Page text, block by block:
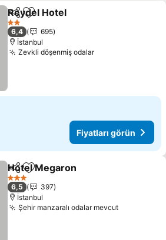
PaylaşFavorilerime ekle
Reydel Hotel
2 Yıldız
6,4
695
İstanbul
Zevkli döşenmiş odalarFiyatları görün
Fiyatları görün
PaylaşFavorilerime ekle
Hotel Megaron
3 Yıldız
6,5
397
İstanbul
Şehir manzaralı odalar mevcutFiyatları